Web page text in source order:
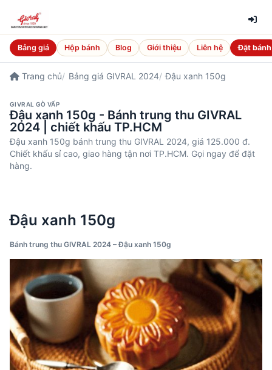
Bảng giá Hộp bánh Blog Giới thiệu Liên hệ Đặt bánh
Trang chủ Bảng giá GIVRAL 2024 Đậu xanh 150g
GIVRAL GÒ VẤP
Đậu xanh 150g - Bánh trung thu GIVRAL
2024 | chiết khấu TP.HCM
Đậu xanh 150g bánh trung thu GIVRAL 2024, giá 125.000 đ.
Chiết khấu sỉ cao, giao hàng tận nơi TP.HCM. Gọi ngay để đặt
hàng.
Đậu xanh 150g
Bánh trung thu GIVRAL 2024 – Đậu xanh 150g